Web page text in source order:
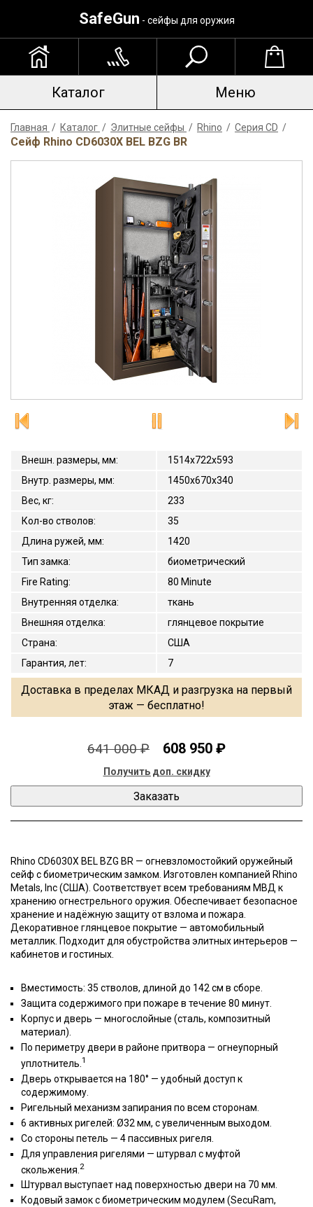
SafeGun - сейфы для оружия
Каталог Меню
Главная / Каталог / Элитные сейфы / Rhino / Серия CD /
Сейф Rhino CD6030X BEL BZG BR
Внешн. размеры, мм:
1514x722x593
Внутр. размеры, мм:
1450х670х340
Вес, кг:
233
Кол-во стволов:
35
Длина ружей, мм:
1420
Тип замка:
биометрический
Fire Rating:
80 Minute
Внутренняя отделка:
ткань
Внешняя отделка:
глянцевое покрытие
Страна:
США
Гарантия, лет: 7
Доставка в пределах МКАД и разгрузка на первый
этаж — бесплатно!
641 000 ₽ 608 950 ₽
Получить доп. скидку
Rhino CD6030X BEL BZG BR — огневзломостойкий оружейный
сейф с биометрическим замком. Изготовлен компанией Rhino
Metals, Inc (США). Соответствует всем требованиям МВД к
хранению огнестрельного оружия. Обеспечивает безопасное
хранение и надёжную защиту от взлома и пожара.
Декоративное глянцевое покрытие — автомобильный
металлик. Подходит для обустройства элитных интерьеров —
кабинетов и гостиных.
Вместимость: 35 стволов, длиной до 142 см в сборе.
Защита содержимого при пожаре в течение 80 минут.
Корпус и дверь — многослойные (сталь, композитный
материал).
По периметру двери в районе притвора — огнеупорный
уплотнитель. 1
Дверь открывается на 180° — удобный доступ к
содержимому.
Ригельный механизм запирания по всем сторонам.
6 активных ригелей: Ø32 мм, с увеличенным выходом.
Со стороны петель — 4 пассивных ригеля.
Для управления ригелями — штурвал с муфтой
скольжения. 2
Штурвал выступает над поверхностью двери на 70 мм.
Кодовый замок с биометрическим модулем (SecuRam,